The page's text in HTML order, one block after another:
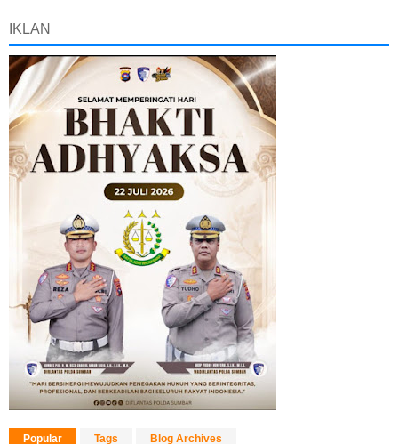
IKLAN
Popular Tags Blog Archives